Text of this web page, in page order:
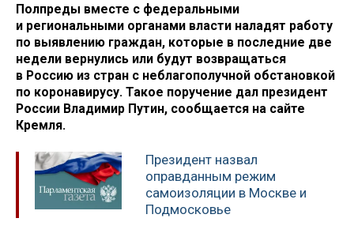
Полпреды вместе с федеральными
и региональными органами власти наладят работу
по выявлению граждан, которые в последние две
недели вернулись или будут возвращаться
в Россию из стран с неблагополучной обстановкой
по коронавирусу. Такое поручение дал президент
России Владимир Путин, сообщается на сайте
Кремля.
Президент назвал
оправданным режим
самоизоляции в Москве и
Подмосковье